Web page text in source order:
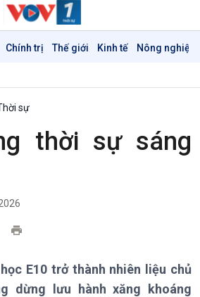
Chính trị Thế giới Kinh tế Nông nghiệp
Thời sự 18h
Thời sự 21h30
sự
thời sự sáng
E10 trở thành nhiên liệu chủ
dừng lưu hành xăng khoáng